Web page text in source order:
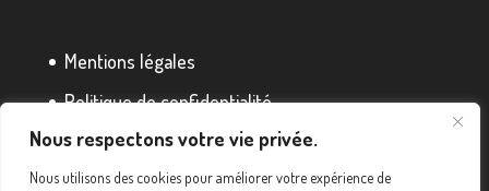
Nous respectons votre vie privée.
Nous utilisons des cookies pour améliorer votre expérience de
Mentions légales
Politique de confidentialité
Conditions générales de vente